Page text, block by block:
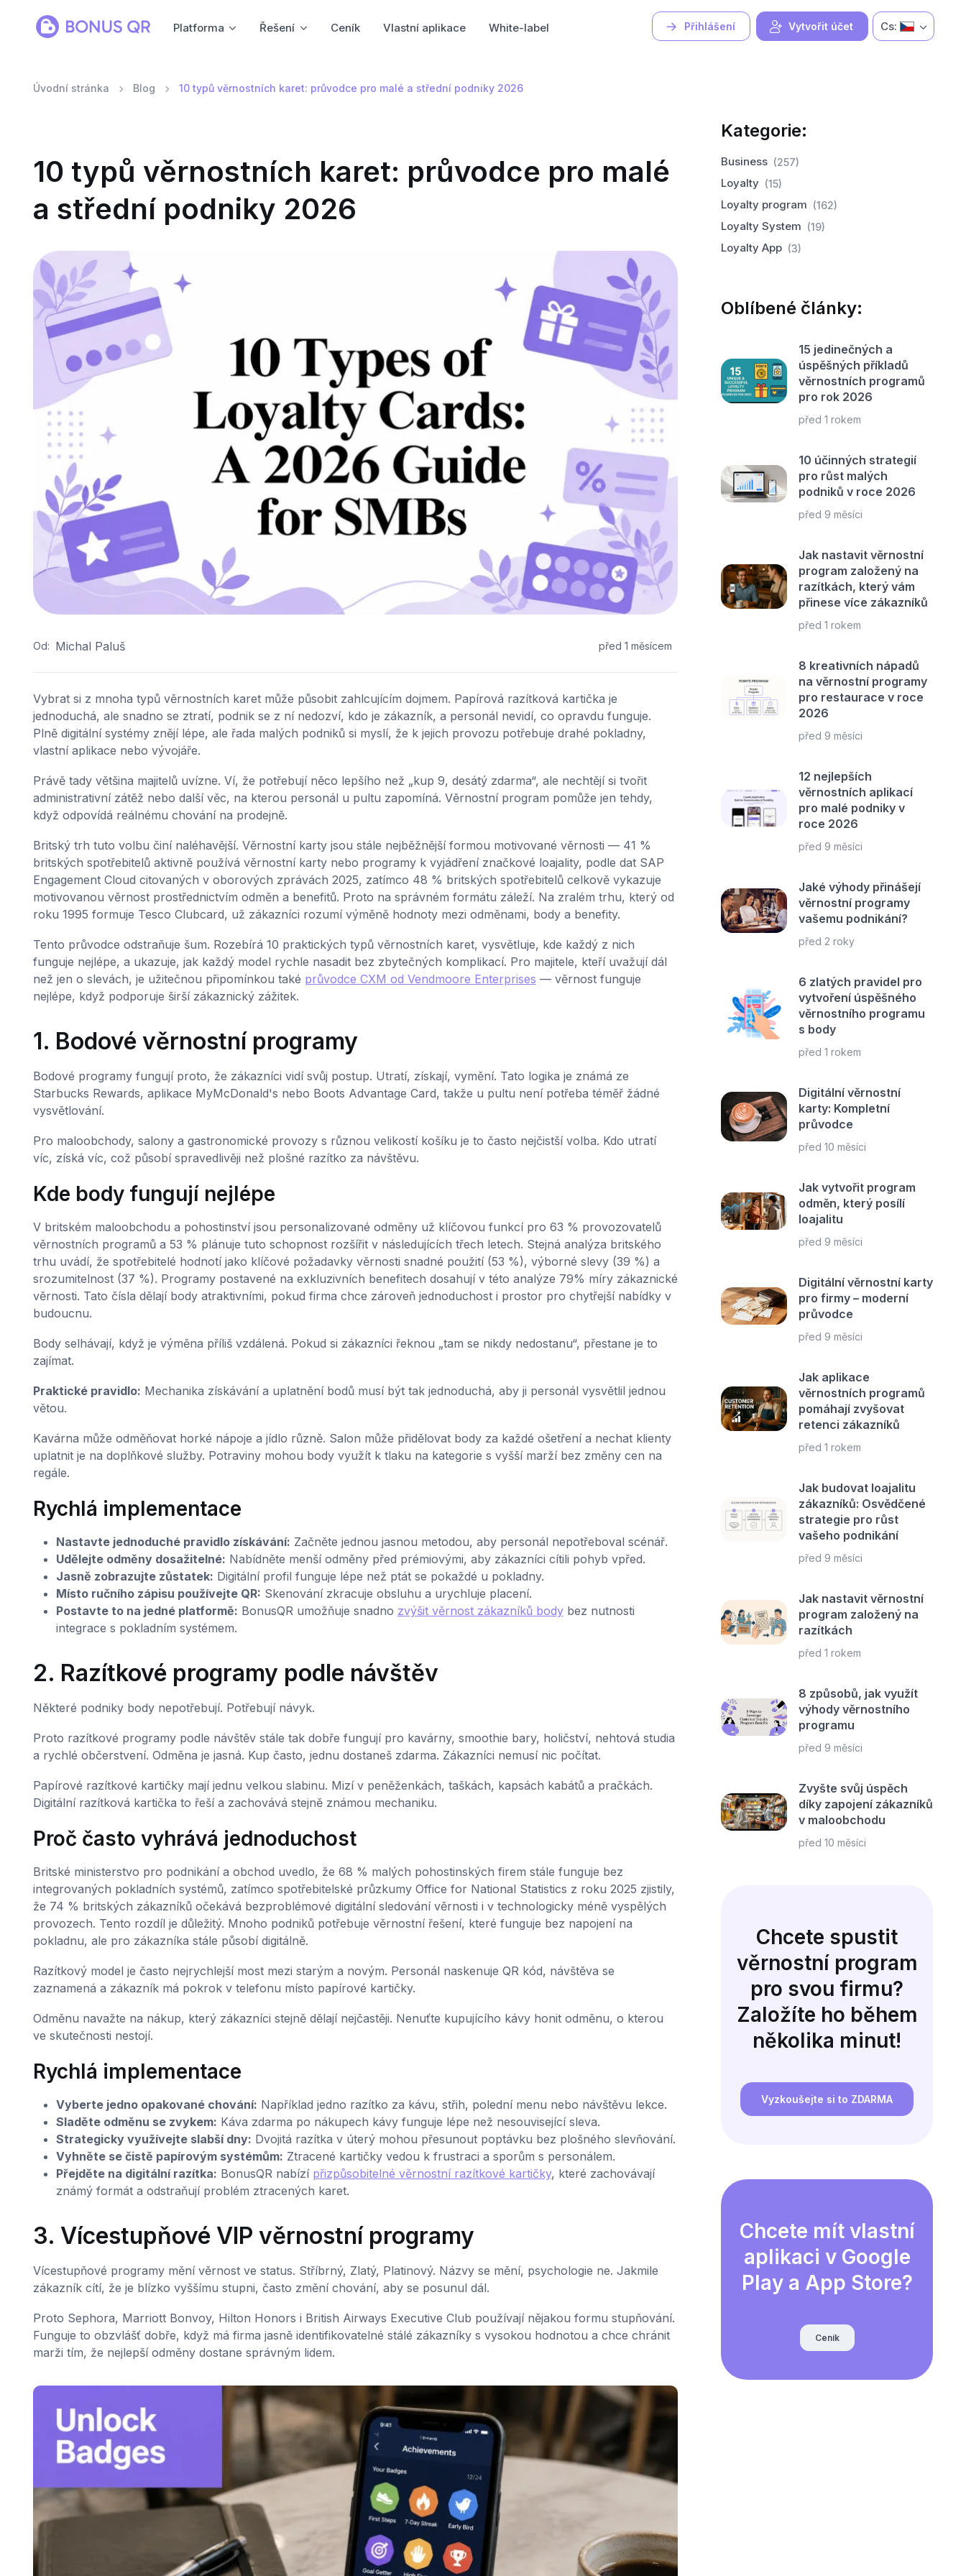
Přihlášení Vytvořit účet
Platforma Řešení Ceník Vlastní aplikace White-label Cs:
Úvodní stránka Blog 10 typů věrnostních karet: průvodce pro malé a střední podniky 2026
10 typů věrnostních karet: průvodce pro malé
a střední podniky 2026
Od: Michal Paluš před 1 měsícem
Vybrat si z mnoha typů věrnostních karet může působit zahlcujícím dojmem. Papírová razítková kartička je
jednoduchá, ale snadno se ztratí, podnik se z ní nedozví, kdo je zákazník, a personál nevidí, co opravdu funguje.
Plně digitální systémy znějí lépe, ale řada malých podniků si myslí, že k jejich provozu potřebuje drahé pokladny,
vlastní aplikace nebo vývojáře.
Právě tady většina majitelů uvízne. Ví, že potřebují něco lepšího než „kup 9, desátý zdarma“, ale nechtějí si tvořit
administrativní zátěž nebo další věc, na kterou personál u pultu zapomíná. Věrnostní program pomůže jen tehdy,
když odpovídá reálnému chování na prodejně.
Britský trh tuto volbu činí naléhavější. Věrnostní karty jsou stále nejběžnější formou motivované věrnosti — 41 %
britských spotřebitelů aktivně používá věrnostní karty nebo programy k vyjádření značkové loajality, podle dat SAP
Engagement Cloud citovaných v oborových zprávách 2025, zatímco 48 % britských spotřebitelů celkově vykazuje
motivovanou věrnost prostřednictvím odměn a benefitů. Proto na správném formátu záleží. Na zralém trhu, který od
roku 1995 formuje Tesco Clubcard, už zákazníci rozumí výměně hodnoty mezi odměnami, body a benefity.
Tento průvodce odstraňuje šum. Rozebírá 10 praktických typů věrnostních karet, vysvětluje, kde každý z nich
funguje nejlépe, a ukazuje, jak každý model rychle nasadit bez zbytečných komplikací. Pro majitele, kteří uvažují dál
než jen o slevách, je užitečnou připomínkou také průvodce CXM od Vendmoore Enterprises — věrnost funguje
nejlépe, když podporuje širší zákaznický zážitek.
1. Bodové věrnostní programy
Bodové programy fungují proto, že zákazníci vidí svůj postup. Utratí, získají, vymění. Tato logika je známá ze
Starbucks Rewards, aplikace MyMcDonald's nebo Boots Advantage Card, takže u pultu není potřeba téměř žádné
vysvětlování.
Pro maloobchody, salony a gastronomické provozy s různou velikostí košíku je to často nejčistší volba. Kdo utratí
víc, získá víc, což působí spravedlivěji než plošné razítko za návštěvu.
Kde body fungují nejlépe
V britském maloobchodu a pohostinství jsou personalizované odměny už klíčovou funkcí pro 63 % provozovatelů
věrnostních programů a 53 % plánuje tuto schopnost rozšířit v následujících třech letech. Stejná analýza britského
trhu uvádí, že spotřebitelé hodnotí jako klíčové požadavky věrnosti snadné použití (53 %), výborné slevy (39 %) a
srozumitelnost (37 %). Programy postavené na exkluzivních benefitech dosahují v této analýze 79% míry zákaznické
věrnosti. Tato čísla dělají body atraktivními, pokud firma chce zároveň jednoduchost i prostor pro chytřejší nabídky v
budoucnu.
Body selhávají, když je výměna příliš vzdálená. Pokud si zákazníci řeknou „tam se nikdy nedostanu“, přestane je to
zajímat.
Praktické pravidlo: Mechanika získávání a uplatnění bodů musí být tak jednoduchá, aby ji personál vysvětlil jednou
větou.
Kavárna může odměňovat horké nápoje a jídlo různě. Salon může přidělovat body za každé ošetření a nechat klienty
uplatnit je na doplňkové služby. Potraviny mohou body využít k tlaku na kategorie s vyšší marží bez změny cen na
regále.
Rychlá implementace
Nastavte jednoduché pravidlo získávání: Začněte jednou jasnou metodou, aby personál nepotřeboval scénář.
Udělejte odměny dosažitelné: Nabídněte menší odměny před prémiovými, aby zákazníci cítili pohyb vpřed.
Jasně zobrazujte zůstatek: Digitální profil funguje lépe než ptát se pokaždé u pokladny.
Místo ručního zápisu používejte QR: Skenování zkracuje obsluhu a urychluje placení.
Postavte to na jedné platformě: BonusQR umožňuje snadno zvýšit věrnost zákazníků bodybez nutnosti
integrace s pokladním systémem.
2. Razítkové programy podle návštěv
Některé podniky body nepotřebují. Potřebují návyk.
Proto razítkové programy podle návštěv stále tak dobře fungují pro kavárny, smoothie bary, holičství, nehtová studia
a rychlé občerstvení. Odměna je jasná. Kup často, jednu dostaneš zdarma. Zákazníci nemusí nic počítat.
Papírové razítkové kartičky mají jednu velkou slabinu. Mizí v peněženkách, taškách, kapsách kabátů a pračkách.
Digitální razítková kartička to řeší a zachovává stejně známou mechaniku.
Proč často vyhrává jednoduchost
Britské ministerstvo pro podnikání a obchod uvedlo, že 68 % malých pohostinských firem stále funguje bez
integrovaných pokladních systémů, zatímco spotřebitelské průzkumy Office for National Statistics z roku 2025 zjistily,
že 74 % britských zákazníků očekává bezproblémové digitální sledování věrnosti i v technologicky méně vyspělých
provozech. Tento rozdíl je důležitý. Mnoho podniků potřebuje věrnostní řešení, které funguje bez napojení na
pokladnu, ale pro zákazníka stále působí digitálně.
Razítkový model je často nejrychlejší most mezi starým a novým. Personál naskenuje QR kód, návštěva se
zaznamená a zákazník má pokrok v telefonu místo papírové kartičky.
Odměnu navažte na nákup, který zákazníci stejně dělají nejčastěji. Nenuťte kupujícího kávy honit odměnu, o kterou
ve skutečnosti nestojí.
Rychlá implementace
Vyberte jedno opakované chování: Například jedno razítko za kávu, střih, polední menu nebo návštěvu lekce.
Sladěte odměnu se zvykem: Káva zdarma po nákupech kávy funguje lépe než nesouvisející sleva.
Strategicky využívejte slabší dny: Dvojitá razítka v úterý mohou přesunout poptávku bez plošného slevňování.
Vyhněte se čistě papírovým systémům: Ztracené kartičky vedou k frustraci a sporům s personálem.
Přejděte na digitální razítka: BonusQR nabízí přizpůsobitelné věrnostní razítkové kartičky, které zachovávají
známý formát a odstraňují problém ztracených karet.
3. Vícestupňové VIP věrnostní programy
Vícestupňové programy mění věrnost ve status. Stříbrný, Zlatý, Platinový. Názvy se mění, psychologie ne. Jakmile
zákazník cítí, že je blízko vyššímu stupni, často změní chování, aby se posunul dál.
Proto Sephora, Marriott Bonvoy, Hilton Honors i British Airways Executive Club používají nějakou formu stupňování.
Funguje to obzvlášť dobře, když má firma jasně identifikovatelné stálé zákazníky s vysokou hodnotou a chce chránit
marži tím, že nejlepší odměny dostane správným lidem.
Kategorie:
Business (257)
Loyalty (15)
Loyalty program (162)
Loyalty System (19)
Loyalty App (3)
Oblíbené články:
15 jedinečných a
úspěšných příkladů
věrnostních programů
pro rok 2026
před 1 rokem
10 účinných strategií
pro růst malých
podniků v roce 2026
před 9 měsíci
Jak nastavit věrnostní
program založený na
razítkách, který vám
přinese více zákazníků
před 1 rokem
8 kreativních nápadů
na věrnostní programy
pro restaurace v roce
2026
před 9 měsíci
12 nejlepších
věrnostních aplikací
pro malé podniky v
roce 2026
před 9 měsíci
Jaké výhody přinášejí
věrnostní programy
vašemu podnikání?
před 2 roky
6 zlatých pravidel pro
vytvoření úspěšného
věrnostního programu
s body
před 1 rokem
Digitální věrnostní
karty: Kompletní
průvodce
před 10 měsíci
Jak vytvořit program
odměn, který posílí
loajalitu
před 9 měsíci
Digitální věrnostní karty
pro firmy – moderní
průvodce
před 9 měsíci
Jak aplikace
věrnostních programů
pomáhají zvyšovat
retenci zákazníků
před 1 rokem
Jak budovat loajalitu
zákazníků: Osvědčené
strategie pro růst
vašeho podnikání
před 9 měsíci
Jak nastavit věrnostní
program založený na
razítkách
před 1 rokem
8 způsobů, jak využít
výhody věrnostního
programu
před 9 měsíci
Zvyšte svůj úspěch
díky zapojení zákazníků
v maloobchodu
před 10 měsíci
Chcete spustit
věrnostní program
pro svou firmu?
Založíte ho během
několika minut!
Vyzkoušejte si to ZDARMA
Chcete mít vlastní
aplikaci v Google
Play a App Store?
Ceník